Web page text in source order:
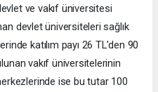
ve vakıf üniversitesi
devlet üniversiteleri sağlık
katılım payı 26 TL'den 90
vakıf üniversitelerinin
ise bu tutar 100